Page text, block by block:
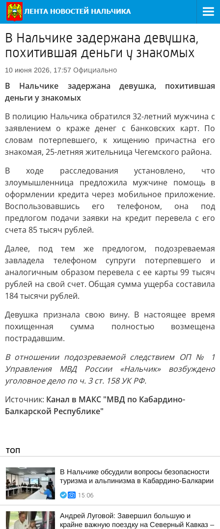
В Нальчике задержана девушка,
похитившая деньги у знакомых
10 июня 2026, 17:57 Официально
В Нальчике задержана девушка, похитившая
деньги у знакомых
В полицию Нальчика обратился 32-летний мужчина с
заявлением о краже денег с банковских карт. По
словам потерпевшего, к хищению причастна его
знакомая, 25-летняя жительница Чегемского района.
В ходе расследования установлено, что
злоумышленница предложила мужчине помощь в
оформлении кредита через мобильное приложение.
Воспользовавшись его телефоном, она под
предлогом подачи заявки на кредит перевела с его
счета 85 тысяч рублей.
Далее, под тем же предлогом, подозреваемая
завладела телефоном супруги потерпевшего и
аналогичным образом перевела с ее карты 99 тысяч
рублей на свой счет. Общая сумма ущерба составила
184 тысячи рублей.
Девушка признала свою вину. В настоящее время
похищенная сумма полностью возмещена
пострадавшим.
В отношении подозреваемой следствием ОП № 1
Управления МВД России «Нальчик» возбуждено
уголовное дело по ч. 3 ст. 158 УК РФ.
Источник: Канал в МАКС "МВД по Кабардино-
Балкарской Республике"
ТОП
В Нальчике обсудили вопросы безопасности
туризма и альпинизма в Кабардино-Балкарии
15:06
Андрей Луговой: Завершил большую и
крайне важную поездку на Северный Кавказ –